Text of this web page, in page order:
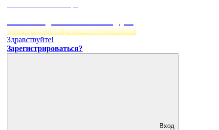
пространство, работающее на вас
Здравствуйте!
Зарегистрироваться?
Вход